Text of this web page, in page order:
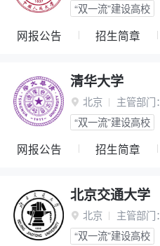
“双一流”建设高校
网报公告 招生简章
清华大学
 北京 主管部门：
“双一流”建设高校
网报公告 招生简章
北京交通大学
 北京 主管部门：
“双一流”建设高校